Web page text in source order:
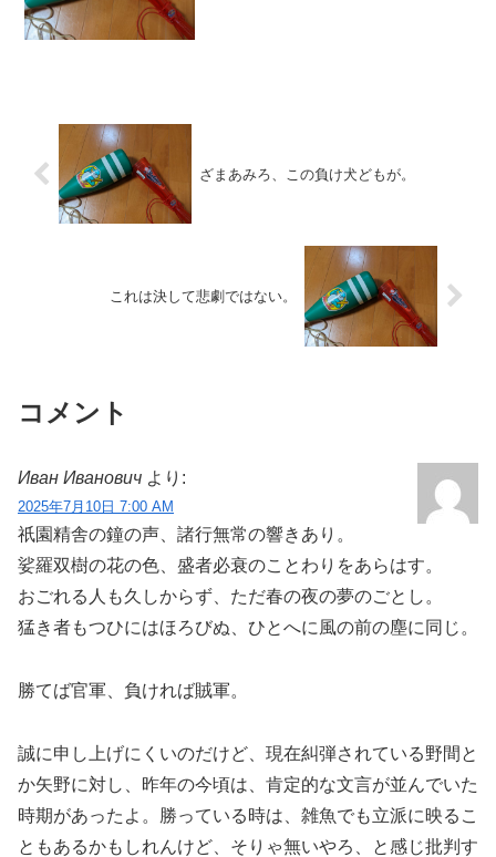
ざまあみろ、この負け犬どもが。
これは決して悲劇ではない。
コメント
Иван Иванович より:
2025年7月10日 7:00 AM
祇園精舎の鐘の声、諸行無常の響きあり。
娑羅双樹の花の色、盛者必衰のことわりをあらはす。
おごれる人も久しからず、ただ春の夜の夢のごとし。
猛き者もつひにはほろびぬ、ひとへに風の前の塵に同じ。
勝てば官軍、負ければ賊軍。
誠に申し上げにくいのだけど、現在糾弾されている野間と
か矢野に対し、昨年の今頃は、肯定的な文言が並んでいた
時期があったよ。勝っている時は、雑魚でも立派に映るこ
ともあるかもしれんけど、そりゃ無いやろ、と感じ批判す